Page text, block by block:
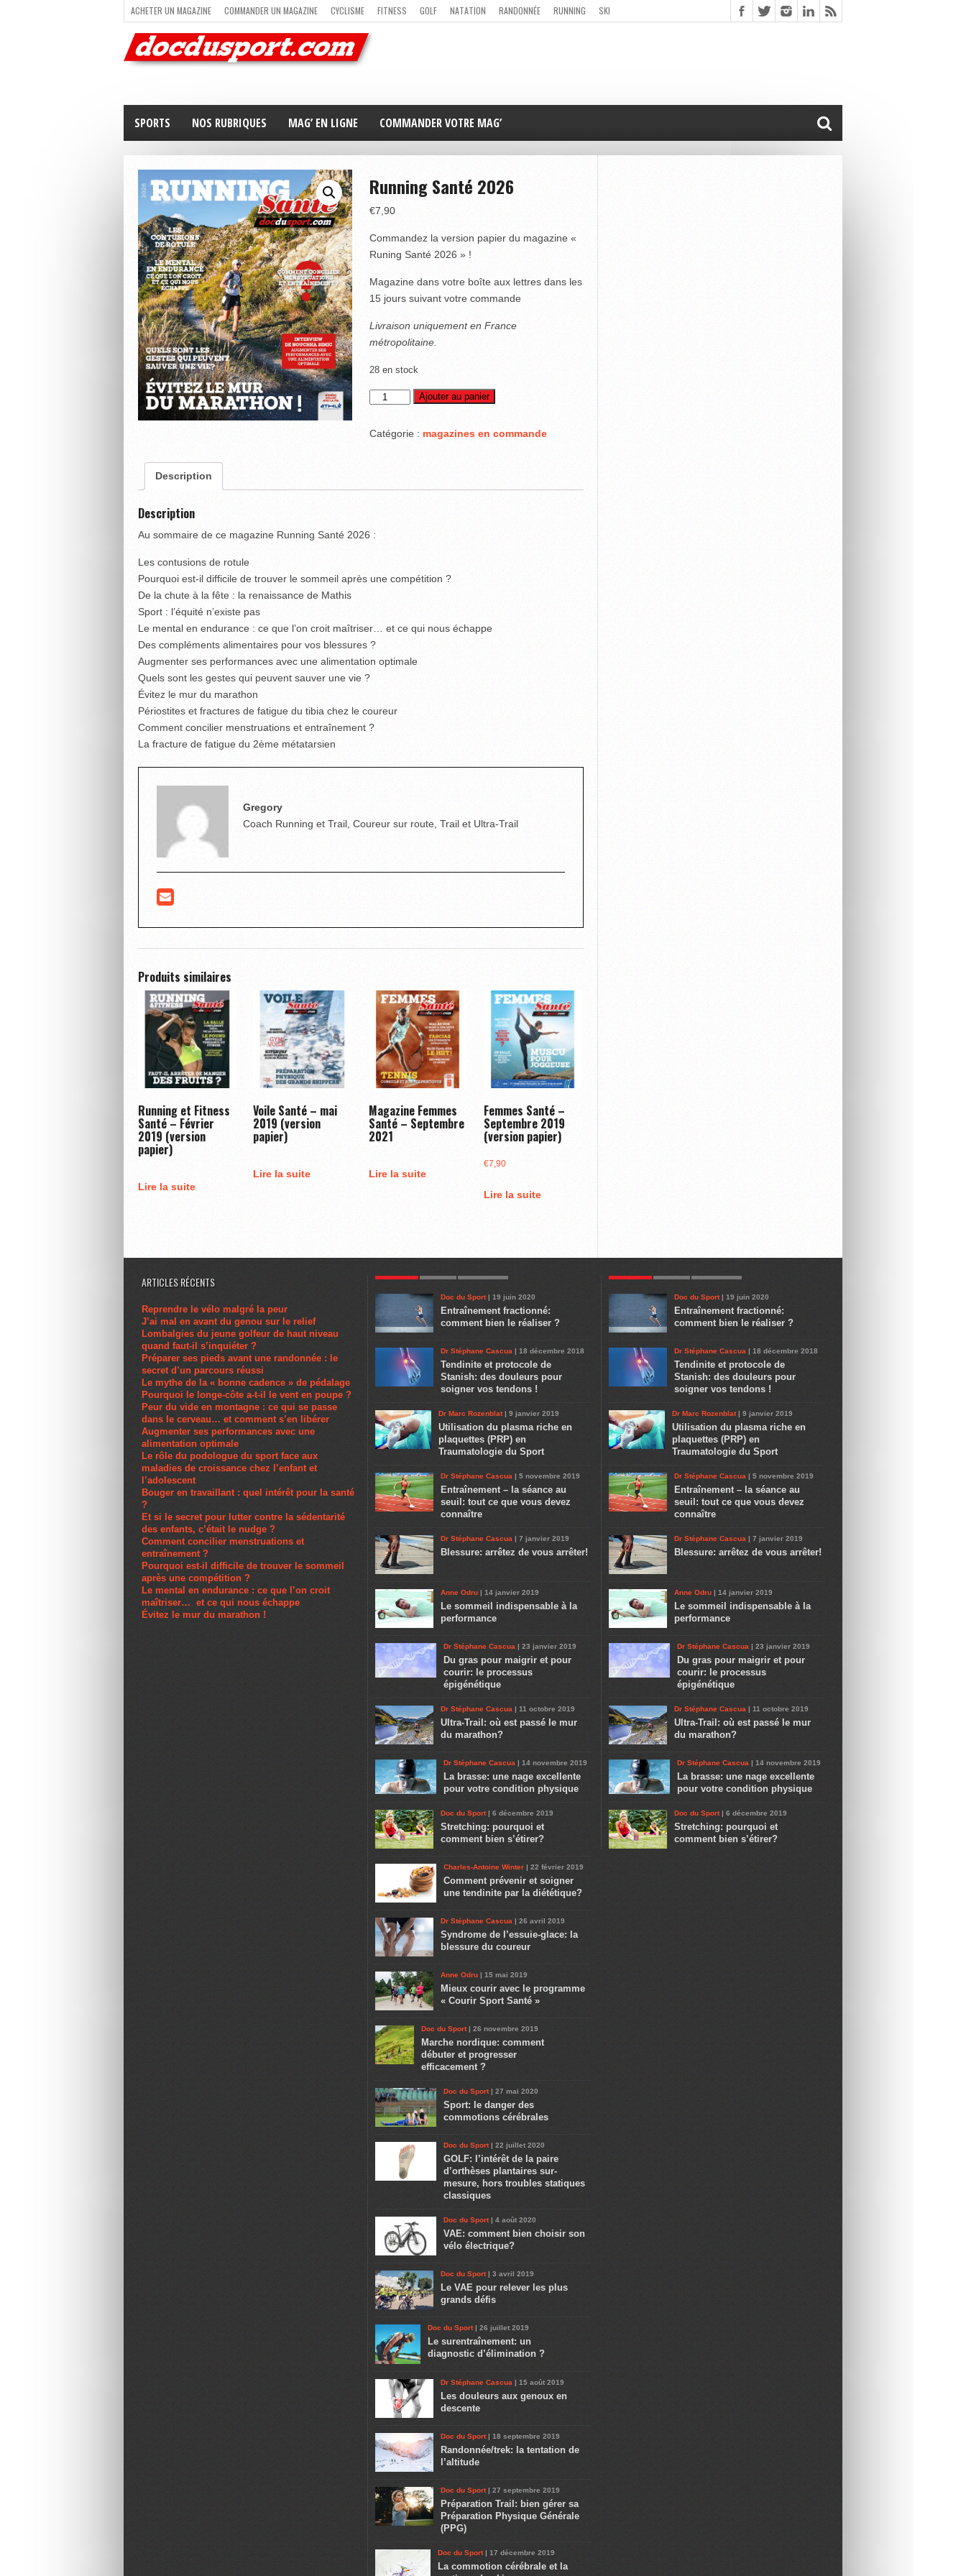
ACHETER UN MAGAZINE COMMANDER UN MAGAZINE CYCLISME FITNESS GOLF NATATION RANDONNÉE RUNNING
SKI
TRAIL RUNNING
TRIATHLON VOILE NEWSLETTER MAG’ EN LIGNE
SPORTS NOS RUBRIQUES MAG’ EN LIGNE COMMANDER VOTRE MAG’
Running Santé 2026
€7,90
Commandez la version papier du magazine «
Runing Santé 2026 » !
Magazine dans votre boîte aux lettres dans les
15 jours suivant votre commande
Livraison uniquement en France
métropolitaine.
28 en stock
quantité
Running
Ajouter au panier
Catégorie : magazines en commande
Description
Description
Au sommaire de ce magazine Running Santé 2026 :
Les contusions de rotule
Pourquoi est-il difficile de trouver le sommeil après une compétition ?
De la chute à la fête : la renaissance de Mathis
Sport : l’équité n’existe pas
Le mental en endurance : ce que l’on croit maîtriser… et ce qui nous échappe
Des compléments alimentaires pour vos blessures ?
Augmenter ses performances avec une alimentation optimale
Quels sont les gestes qui peuvent sauver une vie ?
Évitez le mur du marathon
Périostites et fractures de fatigue du tibia chez le coureur
Comment concilier menstruations et entraînement ?
La fracture de fatigue du 2ème métatarsien
Gregory
Coach Running et Trail, Coureur sur route, Trail et Ultra-Trail
Produits similaires
Running et Fitness
Santé – Février
2019 (version
papier)
Lire la suite
Voile Santé – mai
2019 (version
papier)
Lire la suite
Magazine Femmes
Santé – Septembre
2021
Lire la suite
Femmes Santé –
Septembre 2019
(version papier)
€7,90
Lire la suite
ARTICLES RÉCENTS
Reprendre le vélo malgré la peur
J’ai mal en avant du genou sur le relief
Lombalgies du jeune golfeur de haut niveau
quand faut-il s’inquiéter ?
Préparer ses pieds avant une randonnée : le
secret d’un parcours réussi
Le mythe de la « bonne cadence » de pédalage
Pourquoi le longe-côte a-t-il le vent en poupe ?
Peur du vide en montagne : ce qui se passe
dans le cerveau… et comment s’en libérer
Augmenter ses performances avec une
alimentation optimale
Le rôle du podologue du sport face aux
maladies de croissance chez l’enfant et
l’adolescent
Bouger en travaillant : quel intérêt pour la santé
?
Et si le secret pour lutter contre la sédentarité
des enfants, c’était le nudge ?
Comment concilier menstruations et
entraînement ?
Pourquoi est-il difficile de trouver le sommeil
après une compétition ?
Le mental en endurance : ce que l’on croit
maîtriser… et ce qui nous échappe
Évitez le mur du marathon !
Doc du Sport| 19 juin 2020
Entraînement fractionné:
comment bien le réaliser ?
Dr Stéphane Cascua | 18 décembre 2018
Tendinite et protocole de
Stanish: des douleurs pour
soigner vos tendons !
Dr Marc Rozenblat| 9 janvier 2019
Utilisation du plasma riche en
plaquettes (PRP) en
Traumatologie du Sport
Dr Stéphane Cascua | 5 novembre 2019
Entraînement – la séance au
seuil: tout ce que vous devez
connaître
Dr Stéphane Cascua | 7 janvier 2019
Blessure: arrêtez de vous arrêter!
Anne Odru | 14 janvier 2019
Le sommeil indispensable à la
performance
Dr Stéphane Cascua | 23 janvier 2019
Du gras pour maigrir et pour
courir: le processus
épigénétique
Dr Stéphane Cascua | 11 octobre 2019
Ultra-Trail: où est passé le mur
du marathon?
Dr Stéphane Cascua | 14 novembre 2019
La brasse: une nage excellente
pour votre condition physique
Doc du Sport| 6 décembre 2019
Stretching: pourquoi et
comment bien s’étirer?
Charles-Antoine Winter | 22 février 2019
Comment prévenir et soigner
une tendinite par la diététique?
Dr Stéphane Cascua | 26 avril 2019
Syndrome de l’essuie-glace: la
blessure du coureur
Anne Odru | 15 mai 2019
Mieux courir avec le programme
« Courir Sport Santé »
Doc du Sport| 26 novembre 2019
Marche nordique: comment
débuter et progresser
efficacement ?
Doc du Sport| 27 mai 2020
Sport: le danger des
commotions cérébrales
Doc du Sport| 22 juillet 2020
GOLF: l’intérêt de la paire
d’orthèses plantaires sur-
mesure, hors troubles statiques
classiques
Doc du Sport| 4 août 2020
VAE: comment bien choisir son
vélo électrique?
Doc du Sport| 3 avril 2019
Le VAE pour relever les plus
grands défis
Doc du Sport| 26 juillet 2019
Le surentraînement: un
diagnostic d’élimination ?
Dr Stéphane Cascua | 15 août 2019
Les douleurs aux genoux en
descente
Doc du Sport| 18 septembre 2019
Randonnée/trek: la tentation de
l’altitude
Doc du Sport| 27 septembre 2019
Préparation Trail: bien gérer sa
Préparation Physique Générale
(PPG)
Doc du Sport| 17 décembre 2019
La commotion cérébrale et la
Doc du Sport| 19 juin 2020
Entraînement fractionné:
comment bien le réaliser ?
Dr Stéphane Cascua | 18 décembre 2018
Tendinite et protocole de
Stanish: des douleurs pour
soigner vos tendons !
Dr Marc Rozenblat| 9 janvier 2019
Utilisation du plasma riche en
plaquettes (PRP) en
Traumatologie du Sport
Dr Stéphane Cascua | 5 novembre 2019
Entraînement – la séance au
seuil: tout ce que vous devez
connaître
Dr Stéphane Cascua | 7 janvier 2019
Blessure: arrêtez de vous arrêter!
Anne Odru | 14 janvier 2019
Le sommeil indispensable à la
performance
Dr Stéphane Cascua | 23 janvier 2019
Du gras pour maigrir et pour
courir: le processus
épigénétique
Dr Stéphane Cascua | 11 octobre 2019
Ultra-Trail: où est passé le mur
du marathon?
Dr Stéphane Cascua | 14 novembre 2019
La brasse: une nage excellente
pour votre condition physique
Doc du Sport| 6 décembre 2019
Stretching: pourquoi et
comment bien s’étirer?